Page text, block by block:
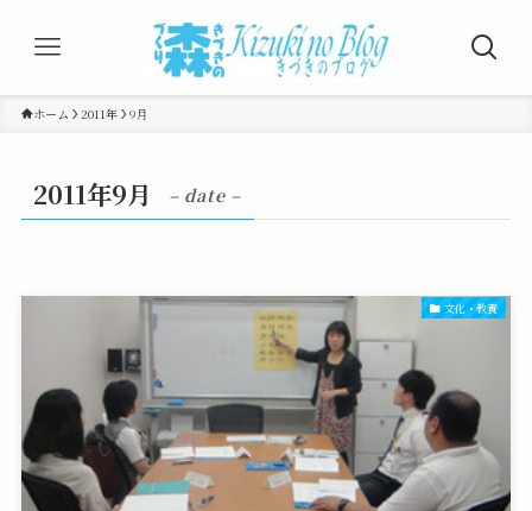
ホーム 2011年 9月
2011年9月 – date –
文化・教養